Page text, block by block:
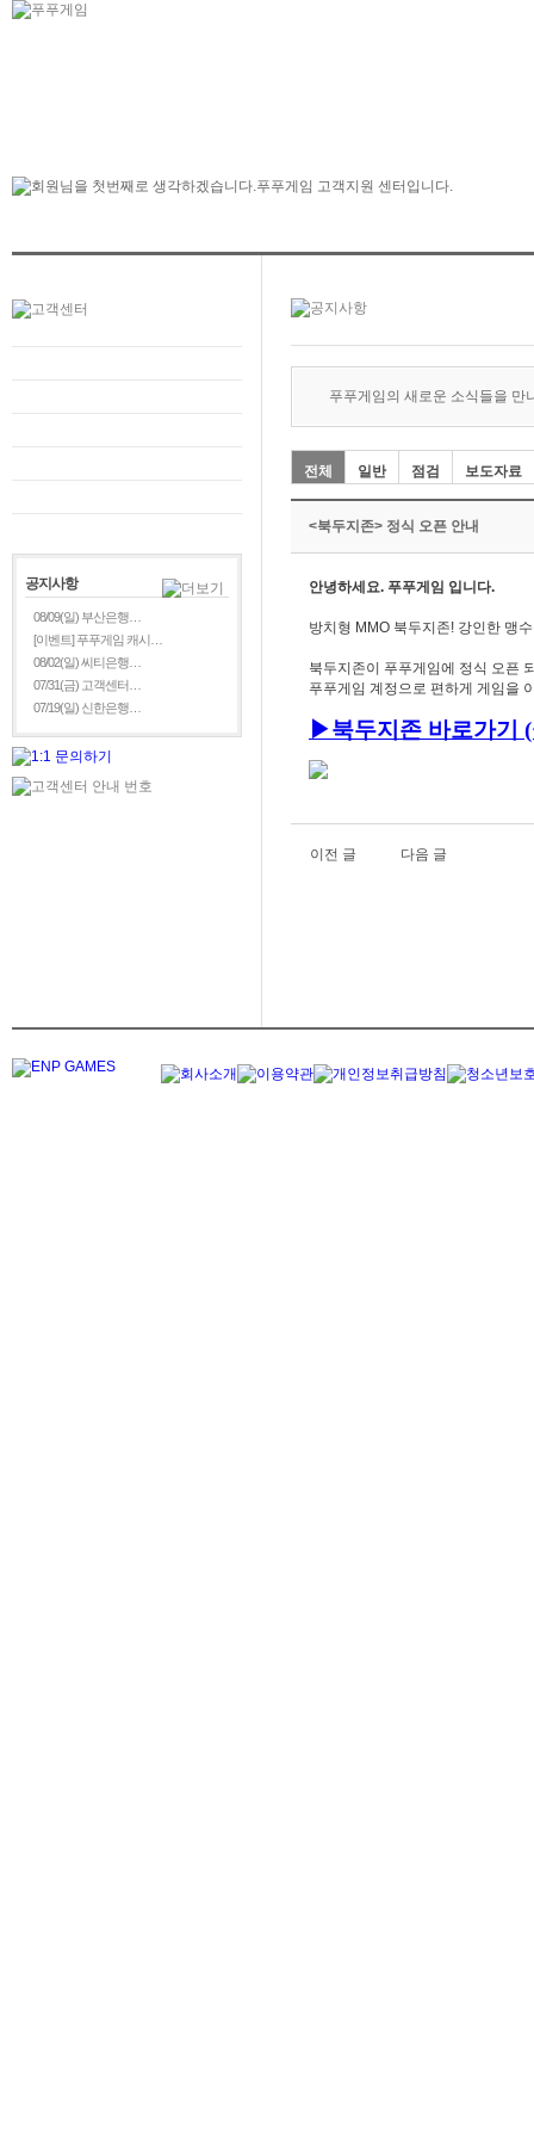
공지사항
08/09(일) 부산은행…
[이벤트] 푸푸게임 캐시…
08/02(일) 씨티은행…
07/31(금) 고객센터…
07/19(일) 신한은행…
푸푸게임의 새로운 소식들을 만
전체 일반 점검 보도자료
<북두지존> 정식 오픈 안내
안녕하세요. 푸푸게임 입니다.
방치형 MMO 북두지존! 강인한 맹
북두지존이 푸푸게임에 정식 오픈
푸푸게임 계정으로 편하게 게임을
▶북두지존 바로가기
이전 글 다음 글